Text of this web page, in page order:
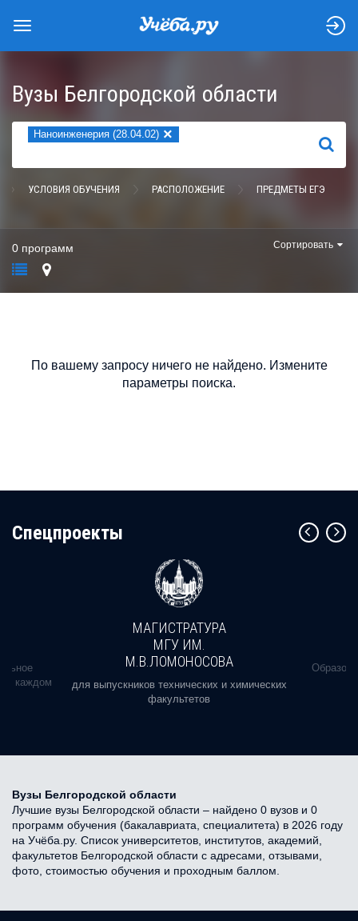
Вузы Белгородской области
Наноинженерия (28.04.02) ×
НАЙТИ
УСЛОВИЯ ОБУЧЕНИЯ РАСПОЛОЖЕНИЕ ПРЕДМЕТЫ ЕГЭ
0 программ Сортировать
По вашему запросу ничего не найдено. Измените
параметры поиска.
Cпецпроекты
в каждом
МАГИСТРАТУРА
МГУ ИМ.
М.В.ЛОМОНОСОВА
для выпускников технических и химических
факультетов
Вузы Белгородской области
Лучшие вузы Белгородской области – найдено 0 вузов и 0
программ обучения (бакалавриата, специалитета) в 2026 году
на Учёба.ру. Список университетов, институтов, академий,
факультетов Белгородской области с адресами, отзывами,
фото, стоимостью обучения и проходным баллом.